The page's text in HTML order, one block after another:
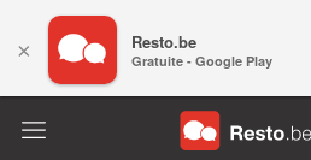
× Resto.be
Gratuite - Google Play